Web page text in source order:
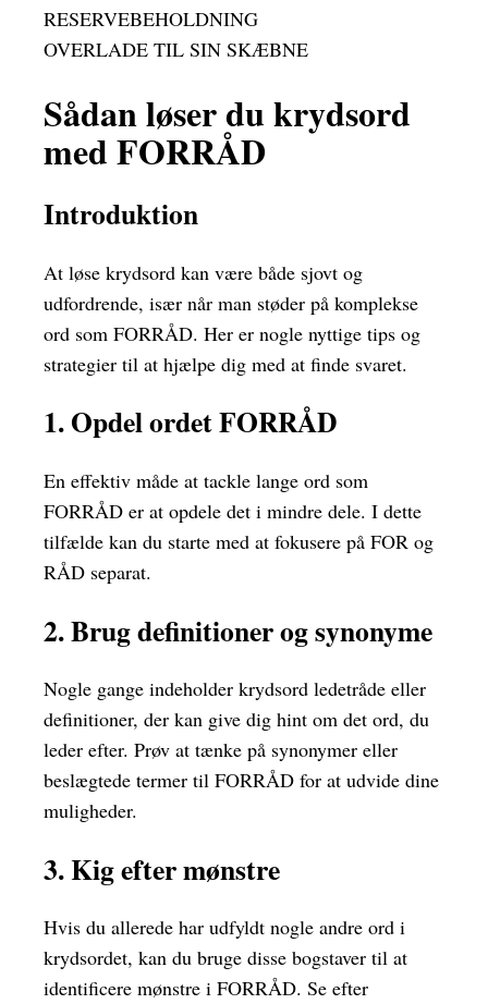
RESERVEBEHOLDNING
OVERLADE TIL SIN SKÆBNE
Sådan løser du krydsord
med FORRÅD
Introduktion
At løse krydsord kan være både sjovt og
udfordrende, især når man støder på komplekse
ord som FORRÅD. Her er nogle nyttige tips og
strategier til at hjælpe dig med at finde svaret.
1. Opdel ordet FORRÅD
En effektiv måde at tackle lange ord som
FORRÅD er at opdele det i mindre dele. I dette
tilfælde kan du starte med at fokusere på FOR og
RÅD separat.
2. Brug definitioner og synonyme
Nogle gange indeholder krydsord ledetråde eller
definitioner, der kan give dig hint om det ord, du
leder efter. Prøv at tænke på synonymer eller
beslægtede termer til FORRÅD for at udvide dine
muligheder.
3. Kig efter mønstre
Hvis du allerede har udfyldt nogle andre ord i
krydsordet, kan du bruge disse bogstaver til at
identificere mønstre i FORRÅD. Se efter